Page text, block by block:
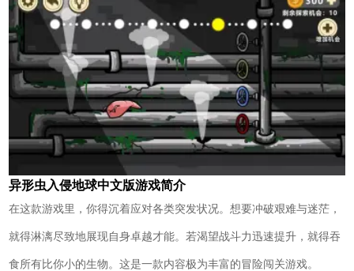
异形虫入侵地球中文版游戏简介
在这款游戏里，你得沉着应对各类突发状况。想要冲破艰难与迷茫，
就得淋漓尽致地展现自身卓越才能。若渴望战斗力迅速提升，就得吞
食所有比你小的生物。这是一款内容极为丰富的冒险闯关游戏。